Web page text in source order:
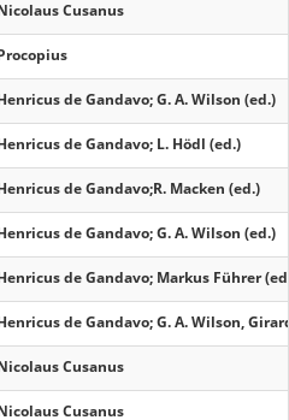
Cusanus
de Gandavo; G. A. Wilson (ed.)
de Gandavo; L. Hödl (ed.)
de Gandavo;R. Macken (ed.)
de Gandavo; G. A. Wilson (ed.)
de Gandavo; Markus Führer
de Gandavo; G. A. Wilson,
Cusanus
Cusanus